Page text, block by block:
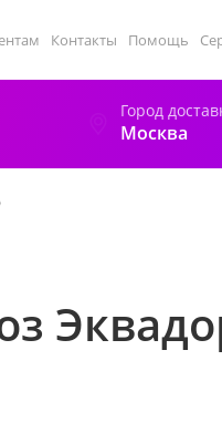
Контакты Помощь
Город
Москва